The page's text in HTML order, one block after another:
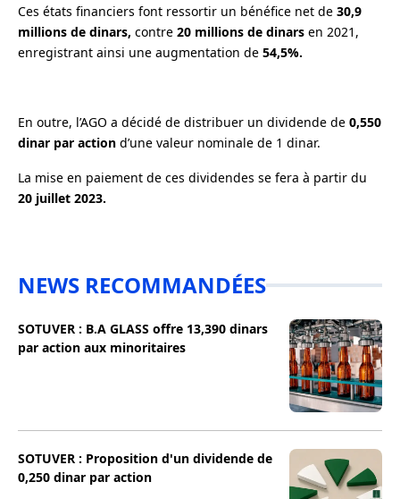
Ces états financiers font ressortir un bénéfice net de 30,9
millions de dinars, contre 20 millions de dinars en 2021,
enregistrant ainsi une augmentation de 54,5%.
En outre, l’AGO a décidé de distribuer un dividende de 0,550
dinar par action d’une valeur nominale de 1 dinar.
La mise en paiement de ces dividendes se fera à partir du
20 juillet 2023.
NEWS RECOMMANDÉES
SOTUVER : B.A GLASS offre 13,390 dinars
par action aux minoritaires
SOTUVER : Proposition d'un dividende de
0,250 dinar par action